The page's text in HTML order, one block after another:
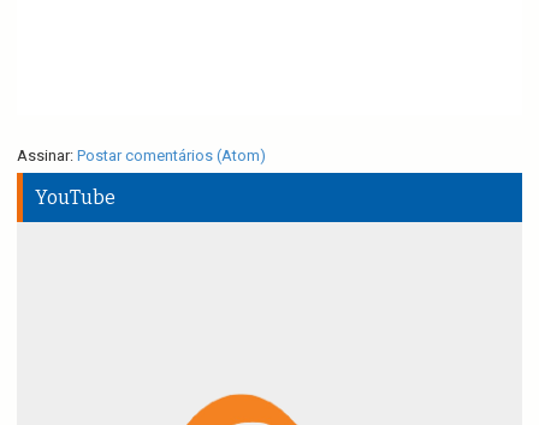
Assinar: Postar comentários (Atom)
YouTube